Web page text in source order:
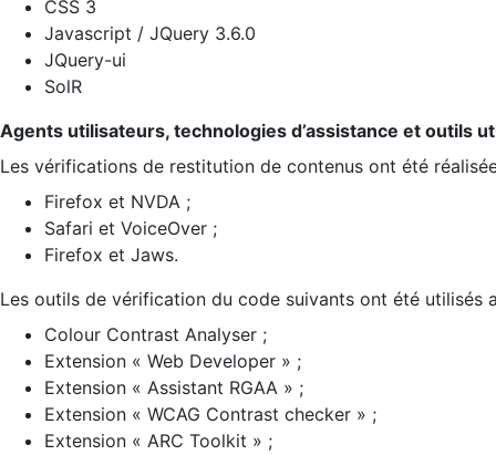
CSS 3
Javascript / JQuery 3.6.0
JQuery-ui
SolR
Agents utilisateurs, technologies d’assistance et outils
Les vérifications de restitution de contenus ont été
Firefox et NVDA ;
Safari et VoiceOver ;
Firefox et Jaws.
Les outils de vérification du code suivants ont été utilisés
Colour Contrast Analyser ;
Extension « Web Developer » ;
Extension « Assistant RGAA » ;
Extension « WCAG Contrast checker » ;
Extension « ARC Toolkit » ;